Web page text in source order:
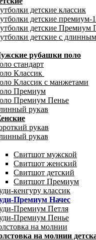
детские классик
детские премиум-
детские Премиум
детские с
рубашки поло
стандарт
Классик
Классик с манжетами
Премиум
Премиум Пенье
рукав
рукав
рукав
Свитшот мужской
Свитшот женский
Свитшот детский
Свитшот Премиум
кенгуру классик
Премиум Начес
Премиум Петля
Премиум Пенье
на молнии
на молнии